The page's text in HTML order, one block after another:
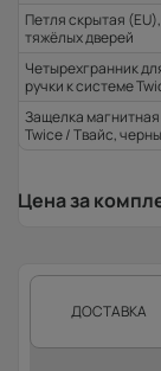
Петля скрытая
тяжёлых дверей
Четырехгранник
ручки к системе
Защелка
Twice / Твайс,
Цена за
ДОСТАВКА